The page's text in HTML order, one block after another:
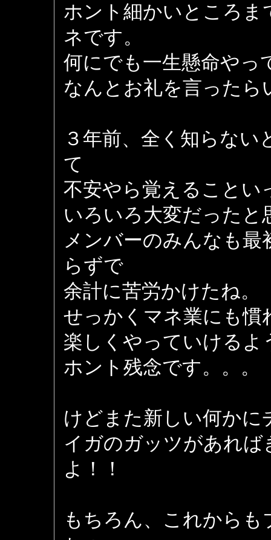
ホント細かいところ
ネです。
何にでも一生懸命やっ
なんとお礼を言ったら
３年前、全く知らな
て
不安やら覚えることい
いろいろ大変だったと
メンバーのみんなも
らずで
余計に苦労かけたね。
せっかくマネ業にも慣
楽しくやっていけるよ
ホント残念です。。。
けどまた新しい何か
イガのガッツがあれ
よ！！
もちろん、これから